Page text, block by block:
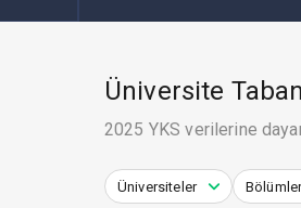
Üniversite
2025 YKS verilerine
Üniversiteler